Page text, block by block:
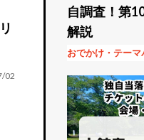
02
自調査！第
解説
おでかけ・テーマ